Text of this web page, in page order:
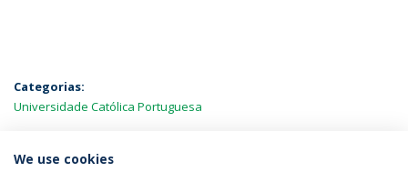
Categorias:
Universidade Católica Portuguesa
MAIS NOTÍCIAS
We use cookies